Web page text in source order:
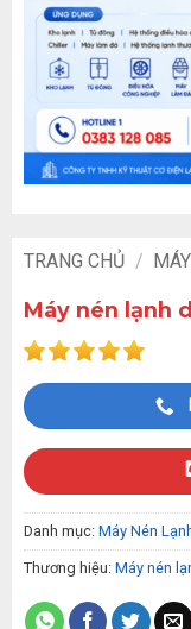
TRANG CHỦ /
Máy nén lạnh
Danh mục: Máy Nén
Thương hiệu: Máy nén